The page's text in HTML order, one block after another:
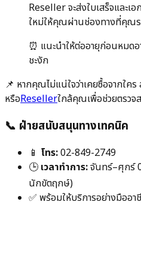
Reseller จะส่งใบเสร็จและเ
ใหม่ให้คุณผ่านช่องทางที่คุณร
⏰ แนะนำให้ต่ออายุก่อนหมด
ชะงัก
📌 หากคุณไม่แน่ใจว่าเคยซื้อจากใ
หรือResellerใกล้คุณเพื่อช่วยตรวจ
📞 ฝ่ายสนับสนุนทางเทคนิค
📱 โทร:02-849-2749
🕒 เวลาทำการ:จันทร์–ศุกร์
นักขัตฤกษ์)
✅ พร้อมให้บริการอย่างมืออา